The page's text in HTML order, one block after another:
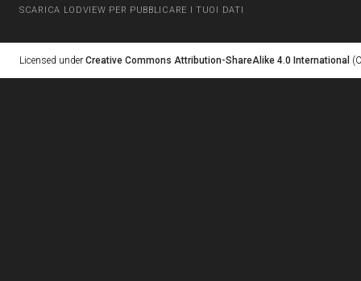
SCARICA LODVIEW PER PUBBLICARE I TUOI DATI
Licensed under Creative Commons Attribution-ShareAlike 4.0 International